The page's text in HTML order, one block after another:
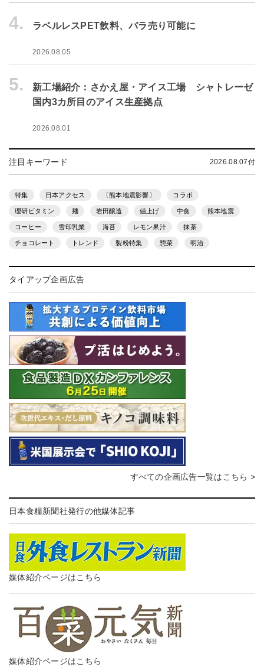
4. ラベルレスPET飲料、バラ売り可能に
2026.08.05
5.
新工場紹介：さかえ屋・アイス工場 シャトレーゼ
国内3カ所目のアイス生産拠点
2026.08.01
注目キーワード 2026.08.07付
特集 日本アクセス 〔熊本地震影響〕 コラボ
理研ビタミン 麺 岩田醸造 値上げ 中食 熊本地震
コーヒー 雪印乳業 海苔 レモン果汁 抹茶
チョコレート トレンド 製粉特集 惣菜 明治
タイアップ企画広告
すべての企画広告一覧はこちら >
日本食糧新聞社発行の他媒体記事
媒体紹介ページはこちら
媒体紹介ページはこちら